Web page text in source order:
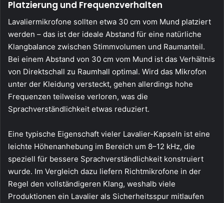
Platzierung und Frequenzverhalten
Lavaliermikrofone sollten etwa 30 cm vom Mund platziert
werden – das ist der ideale Abstand für eine natürliche
Klangbalance zwischen Stimmvolumen und Raumanteil.
Bei einem Abstand von 30 cm vom Mund ist das Verhältnis
von Direktschall zu Raumhall optimal. Wird das Mikrofon
unter der Kleidung versteckt, gehen allerdings hohe
Frequenzen teilweise verloren, was die
Sprachverständlichkeit etwas reduziert.
Eine typische Eigenschaft vieler Lavalier-Kapseln ist eine
leichte Höhenanhebung im Bereich um 8–12 kHz, die
speziell für bessere Sprachverständlichkeit konstruiert
wurde. Im Vergleich dazu liefern Richtmikrofone in der
Regel den vollständigeren Klang, weshalb viele
Produktionen ein Lavalier als Sicherheitsspur mitlaufen